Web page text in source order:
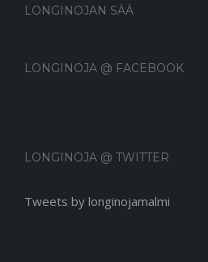
LONGINOJAN SÄÄ
LONGINOJA @ FACEBOOK
LONGINOJA @ TWITTER
Tweets by longinojamalmi